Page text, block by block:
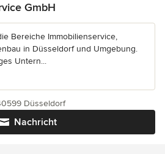
GmbH
Bereiche Immobilienservice,
in Düsseldorf und Umgebung.
Untern...
Nachricht
Düsseldorf